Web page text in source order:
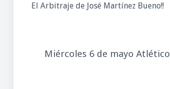
El Arbitraje de José Martínez Bueno!!
Miércoles 6 de mayo